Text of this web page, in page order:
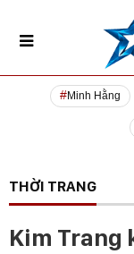
Minh Hằng
THỜI TRANG
Kim Trang